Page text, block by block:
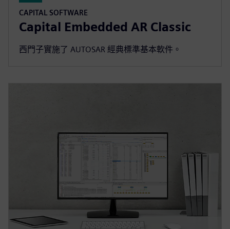
CAPITAL SOFTWARE
Capital Embedded AR Classic
西門子實施了 AUTOSAR 經典標準基本軟件。